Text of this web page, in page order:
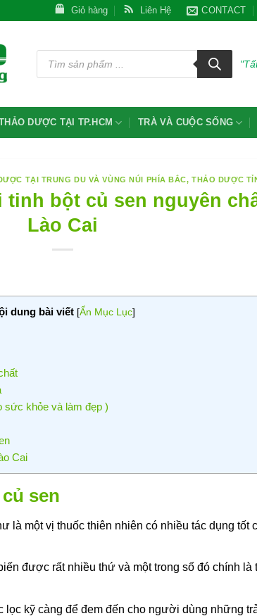
Giỏ hàng Liên Hệ CONTACT
Tìm
kiếm
phẩm
DƯỢC TẠI TP.HCM TRÀ VÀ CUỘC SỐNG
TẠI TRUNG DU VÀ VÙNG NÚI PHÍA BẮC,THẢO DƯỢC
bột củ sen nguyên
Lào Cai
dung bài viết [Ẩn Mục Lục]
sức khỏe và làm đẹp )
Cai
sen
là một vị thuốc thiên nhiên có nhiều tác dụng tốt
được rất nhiều thứ và một trong số đó chính là
lọc kỹ càng để đem đến cho người dùng những